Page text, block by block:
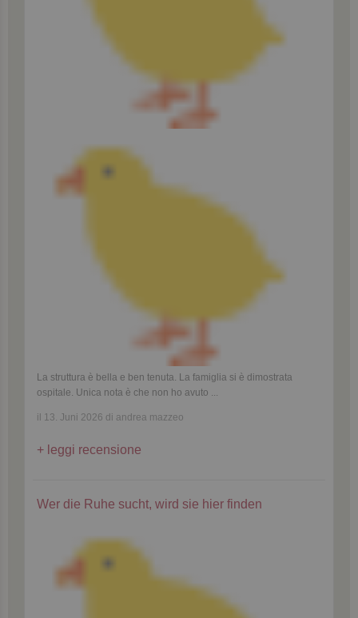
La struttura è bella e ben tenuta. La famiglia si è dimostrata
ospitale. Unica nota è che non ho avuto ...
il 13. Juni 2026 di andrea mazzeo
leggi recensione
Wer die Ruhe sucht, wird sie hier finden